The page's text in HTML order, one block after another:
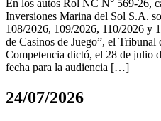
En los autos Rol NC N° 569-26,
Inversiones Marina del Sol S.A.
108/2026, 109/2026, 110/2026 y
de Casinos de Juego”, el
Competencia dictó, el 28 de julio
fecha para la audiencia […]
24/07/2026